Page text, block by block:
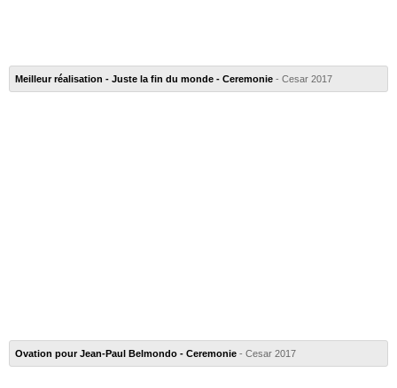
Meilleur réalisation - Juste la fin du monde - Ceremonie - Cesar 2017
Ovation pour Jean-Paul Belmondo - Ceremonie - Cesar 2017